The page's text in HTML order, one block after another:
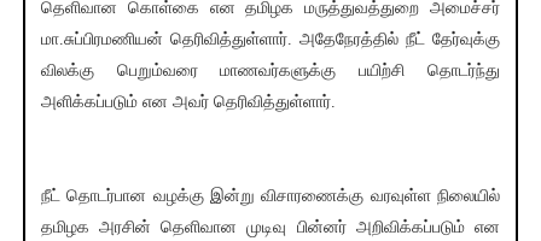
தெளிவான கொள்கை என தமிழக மருத்துவத்துறை அமைச்சர்
மா.சுப்பிரமணியன் தெரிவித்துள்ளார். அதேநேரத்தில் நீட் தேர்வுக்கு
விலக்கு பெறும்வரை மாணவர்களுக்கு பயிற்சி தொடர்ந்து
அளிக்கப்படும் என அவர் தெரிவித்துள்ளார்.
நீட் தொடர்பான வழக்கு இன்று விசாரணைக்கு வரவுள்ள நிலையில்
தமிழக அரசின் தெளிவான முடிவு பின்னர் அறிவிக்கப்படும் என